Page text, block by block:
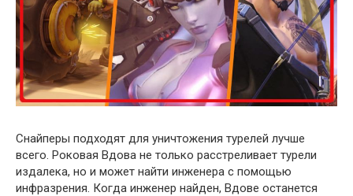
Снайперы подходят для уничтожения турелей лучше
всего. Роковая Вдова не только расстреливает турели
издалека, но и может найти инженера с помощью
инфразрения. Когда инженер найден, Вдове останется